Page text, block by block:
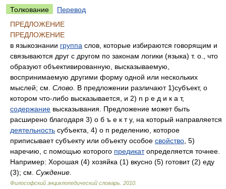
Толкование
Перевод
ПРЕДЛОЖЕНИЕ
ПРЕДЛОЖЕНИЕ
в языкознании группа слов, которые избираются говорящим и
связываются друг с другом по законам логики (языка) т. о., что
образуют объективированную, высказываемую,
воспринимаемую другими форму одной или нескольких
мыслей; см. Слово. В предложении различают 1)субъект, о
котором что-либо высказывается, и 2) n p е д и к а т,
содержание высказывания. Предложение может быть
расширено благодаря 3) о б ъ е к т у, на который направляется
деятельность субъекта, 4) о п ределению, которое
приписывает субъекту или объекту особое свойство , 5)
наречию, с помощью которого предикатопределяется точнее.
Например: Хорошая (4) хозяйка (1) вкусно (5) готовит (2) еду
(3); см. Суждение.
Философский энциклопедический словарь 2010